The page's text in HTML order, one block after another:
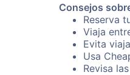
Consejos
Reserva
Viaja
Evita
Usa
Revisa